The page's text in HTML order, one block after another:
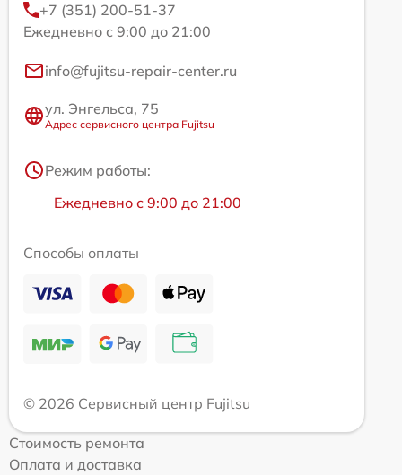
+7 (351) 200-51-37
Ежедневно с 9:00 до 21:00
info@fujitsu-repair-center.ru
ул. Энгельса, 75
Адрес сервисного центра Fujitsu
Режим работы:
Ежедневно с 9:00 до 21:00
Способы оплаты
© 2026 Сервисный центр Fujitsu
Стоимость ремонта
Оплата и доставка